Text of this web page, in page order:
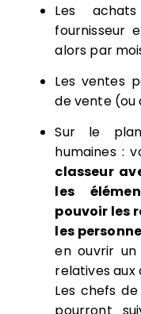
Les
fournisseur
alors par
Les ventes
de vente (ou
Sur le
humaines :
classeur
les
pouvoir les
les
en ouvrir
relatives aux
Les chefs
pourront